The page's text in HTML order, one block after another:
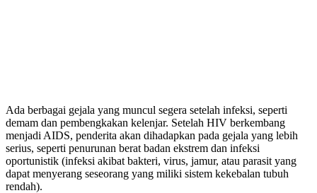
Ada berbagai gejala yang muncul segera setelah infeksi, seperti
demam dan pembengkakan kelenjar. Setelah HIV berkembang
menjadi AIDS, penderita akan dihadapkan pada gejala yang lebih
serius, seperti penurunan berat badan ekstrem dan infeksi
oportunistik (infeksi akibat bakteri, virus, jamur, atau parasit yang
dapat menyerang seseorang yang miliki sistem kekebalan tubuh
rendah).